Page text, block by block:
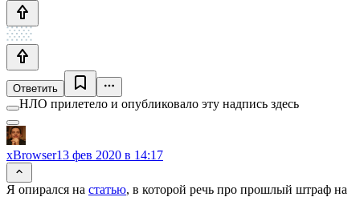
Ответить
НЛО прилетело и опубликовало эту надпись здесь
xBrowser13 фев 2020 в 14:17
Я опирался на статью, в которой речь про прошлый штраф на